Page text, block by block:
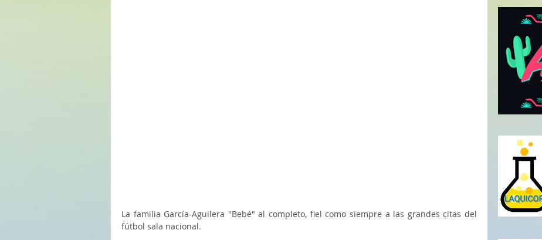
La familia García-Aguilera "Bebé" al completo, fiel como siempre a las grandes citas del
fútbol sala nacional.